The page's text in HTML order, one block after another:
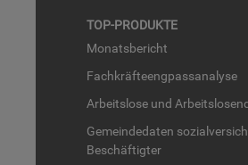
TOP-PRO­DUK­TE
Mo­nats­be­richt
Fach­kräf­te­eng­pass­ana­ly­se
Ar­beits­lo­se und
Ge­mein­de­da­ten
Be­schäf­tig­ter